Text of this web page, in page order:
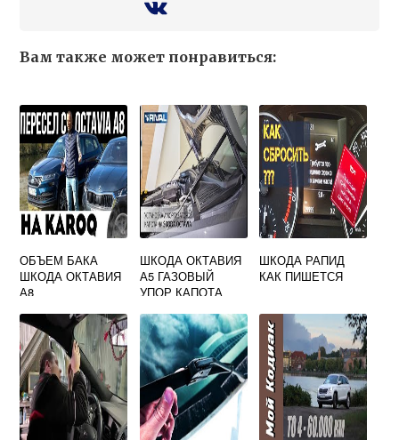
Вам также может понравиться:
ОБЪЕМ БАКА
ШКОДА ОКТАВИЯ
А8
ШКОДА ОКТАВИЯ
А5 ГАЗОВЫЙ
УПОР КАПОТА
ШКОДА РАПИД
КАК ПИШЕТСЯ